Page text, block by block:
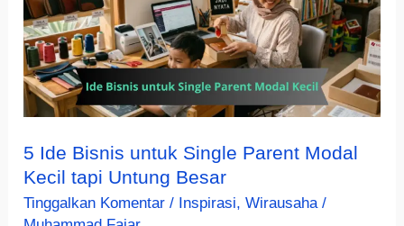
5 Ide Bisnis untuk Single Parent Modal
Kecil tapi Untung Besar
Tinggalkan Komentar / Inspirasi,Wirausaha /